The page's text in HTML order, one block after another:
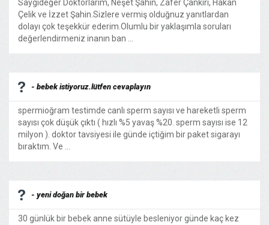
Saygıdeğer Doktorlarım, Neşet Şahin, Zafer Çankırı, Hakan
Çelik ve İzzet Şahin.Sizlere vermiş olduğnuz yanıtlardan
dolayı çok teşekkür ederim.Olumlu bir yaklaşımla soruları
değerlendirmeniz inanın ban ...
- bebek istiyoruz.lütfen cevaplayın
spermioğram testimde canlı sperm sayısı ve hareketli sperm
sayısı çok düşük çıktı ( hızlı %5 yavaş %20. sperm sayısı ise 12
milyon ). doktor tavsiyesi ile günde içtiğim bir paket sigarayı
bıraktım. Ve ...
- yeni doğan bir bebek
30 günlük bir bebek anne sütüyle besleniyor günde kaç kez